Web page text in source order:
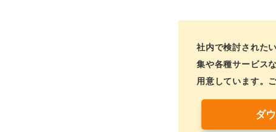
社内で検討された
集や各種サービス
用意しています。
ダ